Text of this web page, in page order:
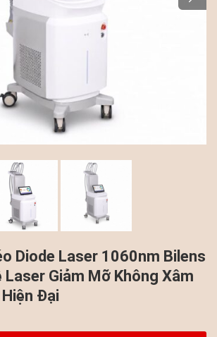
Diode Laser 1060nm Bilens
Laser Giảm Mỡ Không Xâm
Đại